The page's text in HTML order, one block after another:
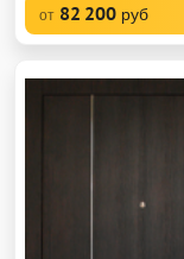
от 82 200 руб